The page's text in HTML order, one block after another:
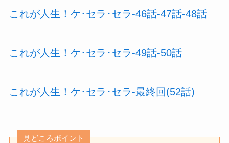
これが人生！ケ･セラ･セラ-46話-47話-48話
これが人生！ケ･セラ･セラ-49話-50話
これが人生！ケ･セラ･セラ-最終回(52話)
見どころポイント